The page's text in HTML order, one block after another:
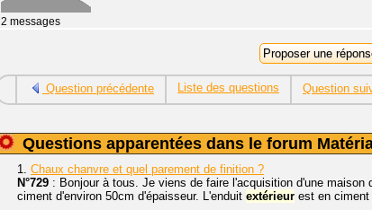
2 messages
Question précédente Liste des questions Question
Questions apparentées dans le forum
1. Chaux chanvre et quel parement de finition ?
N°729 : Bonjour à tous. Je viens de faire l'acquisition d'une
ciment d'environ 50cm d'épaisseur. L'enduit extérieur est en